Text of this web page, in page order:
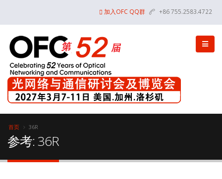
加入OFC QQ群 +86 755.2583.4722
首页 36R
参考: 36R